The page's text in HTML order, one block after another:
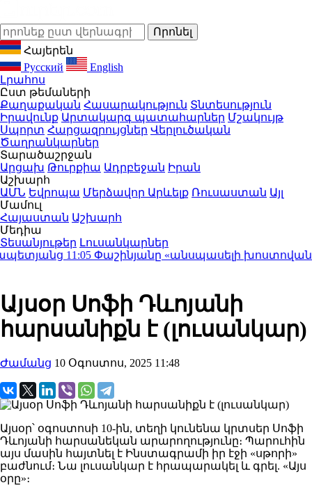
Հայերեն
Русский
English
Լրահոս
Ըստ թեմաների
Քաղաքական Հասարակություն Տնտեսություն
Իրավունք Արտակարգ պատահարներ Մշակույթ
Սպորտ Հարցազրույցներ Վերլուծական
Ծաղրանկարներ
Տարածաշրջան
Արցախ Թուրքիա Ադրբեջան Իրան
Աշխարհ
ԱՄՆ Եվրոպա Մերձավոր Արևելք Ռուսաստան Այլ
Մամուլ
Հայաստան Աշխարհ
Մեդիա
Տեսանյութեր Լուսանկարներ
11:05 Փաշինյանը «անսպասելի
Այսօր Սոֆի Դևոյանի
հարսանիքն է (լուսանկար)
Ժամանց 10 Օգոստոս, 2025 11:48
Այսօր՝ օգոստոսի 10-ին, տեղի կունենա կրտսեր Սոֆի
Դևոյանի հարսանեկան արարողությունը։ Պարուհին
այս մասին հայտնել է Ինստագրամի իր էջի «սթորի»
բաժնում։ Նա լուսանկար է հրապարակել և գրել. «Այս
օրը»։